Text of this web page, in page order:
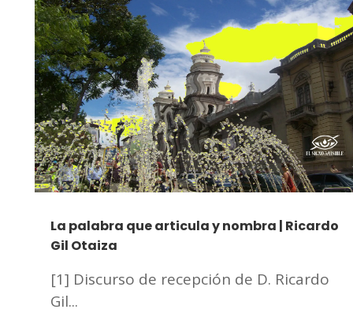
La palabra que articula y nombra | Ricardo
Gil Otaiza
[1] Discurso de recepción de D. Ricardo
Gil...